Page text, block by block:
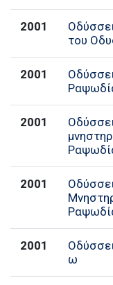
2001
του
2001
2001
2001
2001
ω